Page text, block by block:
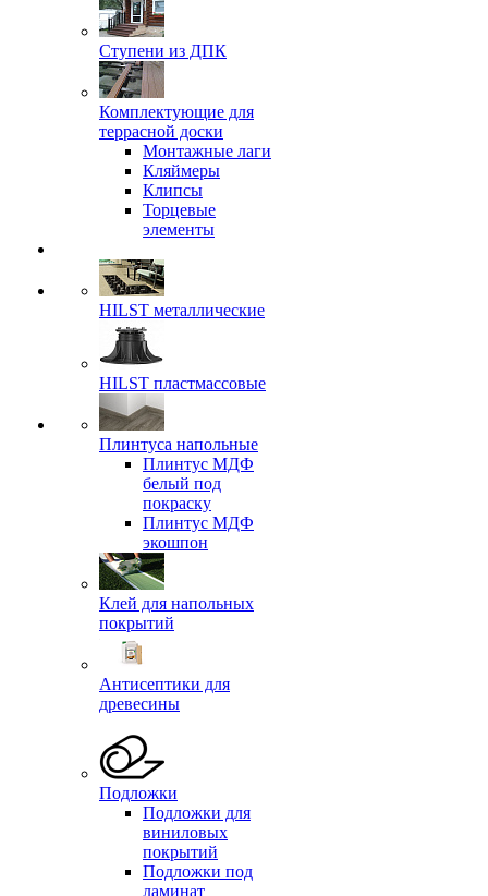
Ступени из ДПК
Комплектующие для
террасной доски
Монтажные лаги
Кляймеры
Клипсы
Торцевые
элементы
HILST металлические
HILST пластмассовые
Плинтуса напольные
Плинтус МДФ
белый под
покраску
Плинтус МДФ
экошпон
Клей для напольных
покрытий
Антисептики для
древесины
Подложки
Подложки для
виниловых
покрытий
Подложки под
ламинат